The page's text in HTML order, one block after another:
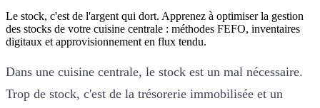
Le stock, c'est de l'argent qui dort. Apprenez à optimiser la gestion
des stocks de votre cuisine centrale : méthodes FEFO, inventaires
digitaux et approvisionnement en flux tendu.
Dans une cuisine centrale, le stock est un mal nécessaire.
Trop de stock, c'est de la trésorerie immobilisée et un